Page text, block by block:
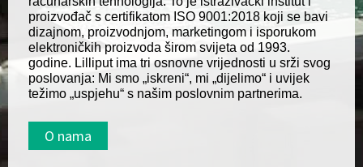
proizvođač s certifikatom ISO 9001:2018 koji se bavi
dizajnom, proizvodnjom, marketingom i isporukom
elektroničkih proizvoda širom svijeta od 1993.
godine. Lilliput ima tri osnovne vrijednosti u srži svog
poslovanja: Mi smo „iskreni“, mi „dijelimo“ i uvijek
težimo „uspjehu“ s našim poslovnim partnerima.
O nama